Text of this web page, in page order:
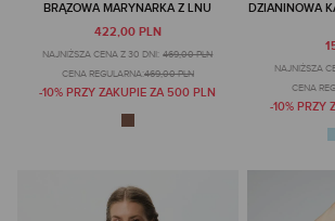
BRĄZOWA MARYNARKA Z LNU
422,00 PLN
NAJNIŻSZA CENA Z 30 DNI: 469,00 PLN
CENA REGULARNA:469,00 PLN
-10% PRZY ZAKUPIE ZA 500 PLN
DZIANINOWA
NAJNIŻSZA
CENA
-10% PRZY